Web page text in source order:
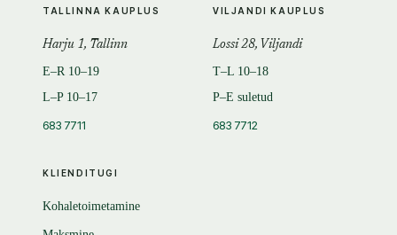
KLIENDITUGI
Kohaletoimetamine
TALLINNA KAUPLUS
Harju 1, Tallinn
E–R 10–19
L–P 10–17
683 7711
VILJANDI KAUPLUS
Lossi 28, Viljandi
T–L 10–18
P–E suletud
683 7712